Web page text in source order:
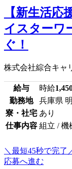
【新生活応
イスターワ
ぐ！
株式会社綜合キャ
給与 時給
勤務地
兵庫県
寮・社宅 あり
仕事内容 組立 / 機
＼最短45秒で完了
応募へ進む